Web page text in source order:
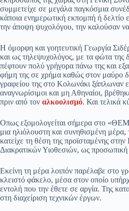
συμμετείχε σε μεγάλα παγκόσμια
κάποια ενημερωτική εκπομπή ή δελτίο
την άποψη ψυχολόγου, την καλούσαν να
Η όμορφη και γοητευτική Γεωργία
και ως τηλεψυχολόγος, με τα φώτα της
πέφτουν πολύ γρήγορα πάνω της και
φήμη της σε χρήμα καθώς στον μαύρο
γραφείου της στο Κολωνάκι ξάπλωναν
αναγνωρίσιμοι και μη Αθηναίοι,
πριν από τον αλκοολισμό. Και τελικά
Οπως εξομολογείται σήμερα στο
μια ηλιόλουστη και συνηθισμένη μέρα,
κατείχε τη θέση της προϊσταμένης
Διακρατικών Υιοθεσιών, ως
Εκείνη τη μέρα λοιπόν παρέλαβε στο
κλειστό φάκελο, μέσα στον οποίο
εντολή που την έθετε σε αργία. Της
στη διαχείριση τεχνικών έργων.